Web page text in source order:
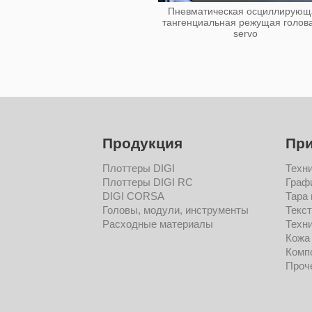
Пневматическая
тангенциальная режущая
servo
Продукция
Плоттеры DIGI
Плоттеры DIGI RC
DIGI CORSA
Головы, модули, инструменты
Расходные материалы
Тара
Кожа